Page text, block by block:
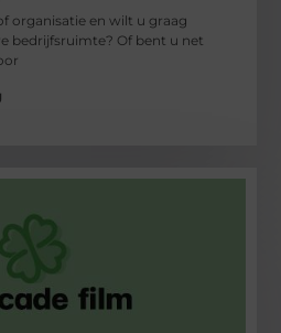
organisatie en wilt u graag
bedrijfsruimte? Of bent u net